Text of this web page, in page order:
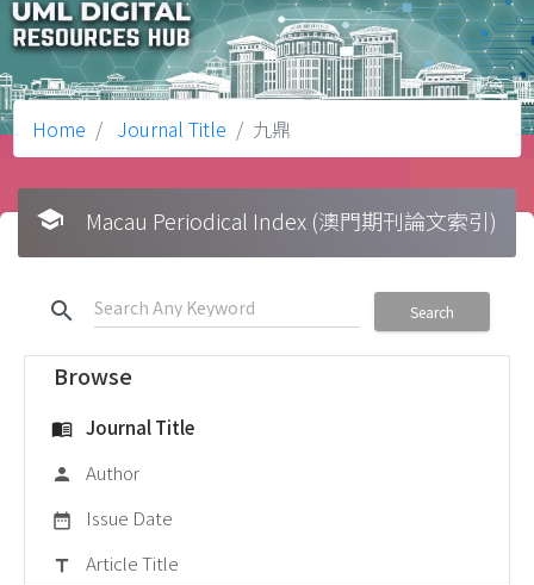
Home Journal Title 九鼎
school Macau Periodical Index (澳門期刊論文索引)
search Search
Browse
menu_book Journal Title
person Author
date_range Issue Date
title Article Title